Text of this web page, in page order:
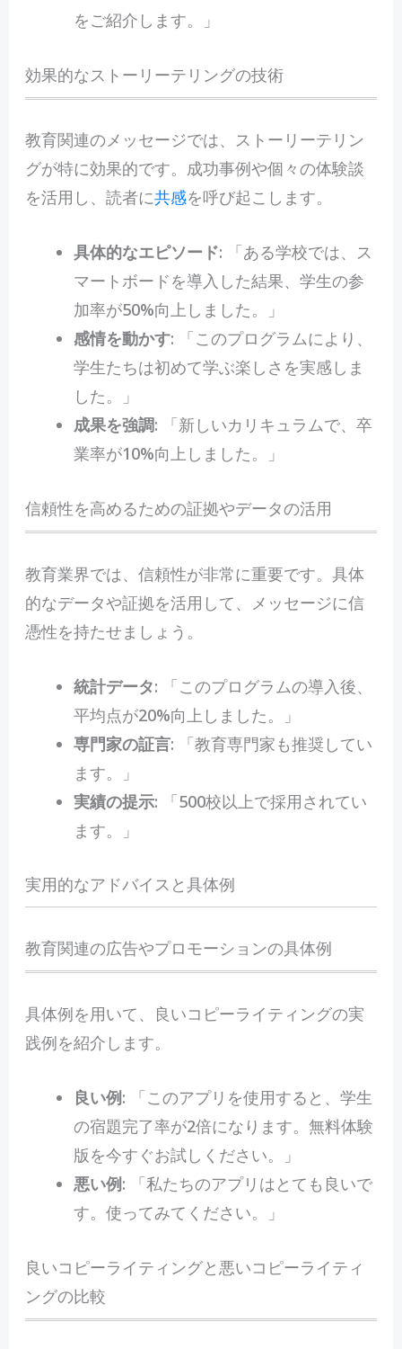
をご紹介します。」
効果的なストーリーテリングの技術
教育関連のメッセージでは、ストーリーテリン
グが特に効果的です。成功事例や個々の体験談
を活用し、読者に共感を呼び起こします。
具体的なエピソード: 「ある学校では、ス
マートボードを導入した結果、学生の参
加率が50%向上しました。」
感情を動かす: 「このプログラムにより、
学生たちは初めて学ぶ楽しさを実感しま
した。」
成果を強調: 「新しいカリキュラムで、卒
業率が10%向上しました。」
信頼性を高めるための証拠やデータの活用
教育業界では、信頼性が非常に重要です。具体
的なデータや証拠を活用して、メッセージに信
憑性を持たせましょう。
統計データ: 「このプログラムの導入後、
平均点が20%向上しました。」
専門家の証言: 「教育専門家も推奨してい
ます。」
実績の提示: 「500校以上で採用されてい
ます。」
実用的なアドバイスと具体例
教育関連の広告やプロモーションの具体例
具体例を用いて、良いコピーライティングの実
践例を紹介します。
良い例: 「このアプリを使用すると、学生
の宿題完了率が2倍になります。無料体験
版を今すぐお試しください。」
悪い例: 「私たちのアプリはとても良いで
す。使ってみてください。」
良いコピーライティングと悪いコピーライティ
ングの比較